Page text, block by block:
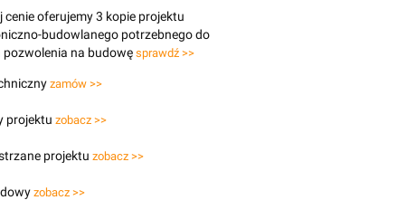
cenie oferujemy 3 kopie projektu
budowlanego potrzebnego do
pozwolenia na budowęsprawdź >>
zamów >>
projektu zobacz >>
projektu zobacz >>
zobacz >>